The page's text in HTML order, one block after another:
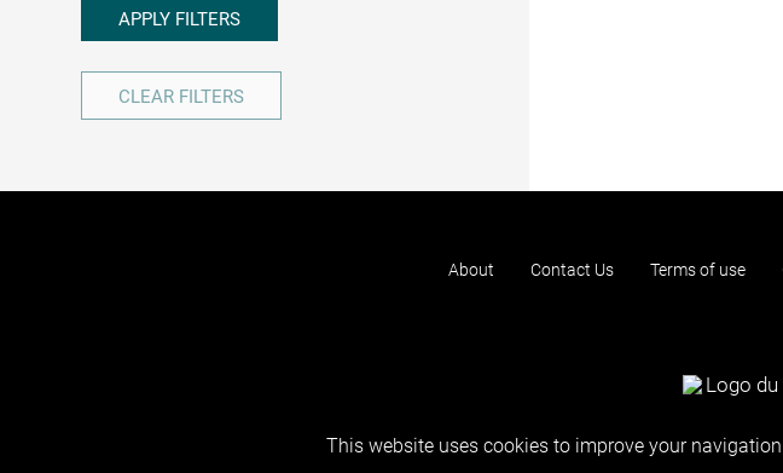
APPLY FILTERS
CLEAR FILTERS
About Contact Us Terms of use
This website uses cookies to improve your